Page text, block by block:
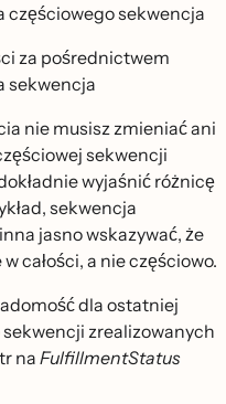
częściowego sekwencja
za pośrednictwem
sekwencja
nie musisz zmieniać ani
sekwencji
wyjaśnić różnicę
sekwencja
jasno wskazywać, że
całości, a nie częściowo.
dla ostatniej
zrealizowanych
na FulfillmentStatus